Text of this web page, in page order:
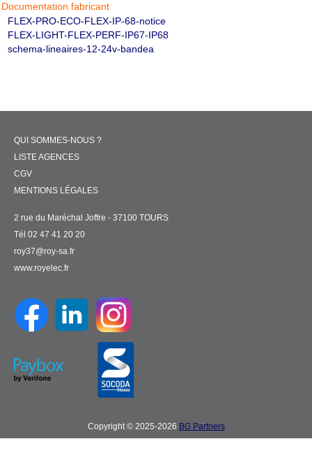
Documentation fabricant
FLEX-PRO-ECO-FLEX-IP-68-notice
FLEX-LIGHT-FLEX-PERF-IP67-IP68
schema-lineaires-12-24v-bandea
QUI SOMMES-NOUS ?
LISTE AGENCES
CGV
MENTIONS LÉGALES
2 rue du Maréchal Joffre - 37100 TOURS
Tél 02 47 41 20 20
roy37@roy-sa.fr
www.royelec.fr
Copyright © 2025-2026 BG Partners